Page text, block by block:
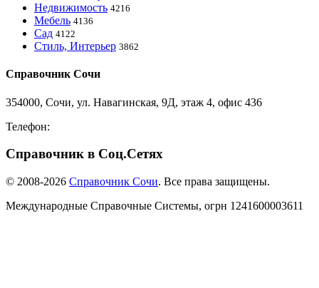
Недвижимость 4216
Мебель 4136
Сад 4122
Стиль, Интерьер 3862
Справочник Сочи
354000, Сочи, ул. Навагинская, 9Д, этаж 4, офис 436
Телефон:
Справочник в Соц.Сетях
© 2008-2026 Справочник Сочи. Все права защищены.
Международные Справочные Системы, огрн 1241600003611